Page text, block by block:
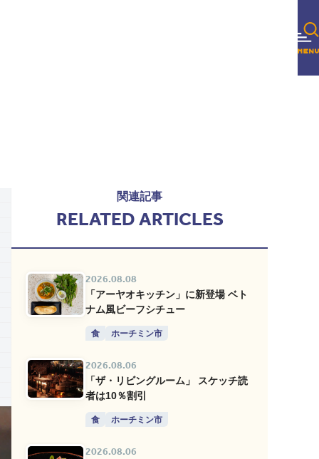
関連記事
RELATED ARTICLES
2026.08.08
「アーヤオキッチン」に新登場 ベト
ナム風ビーフシチュー
食 ホーチミン市
2026.08.06
「ザ・リビングルーム」 スケッチ読
者は10％割引
食 ホーチミン市
2026.08.06